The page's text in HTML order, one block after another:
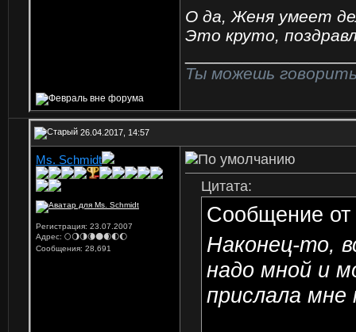
О да, Женя умеет
Это круто,
Ты можешь
26.04.2017, 14:57
Ms. Schmidt
Регистрация: 23.07.2007
Адрес: 🌕🌖🌗🌘🌑🌒🌓🌔
Сообщения: 28,691
Цитата:
Сообщение от
Наконец-то,
надо мной и
прислала мне